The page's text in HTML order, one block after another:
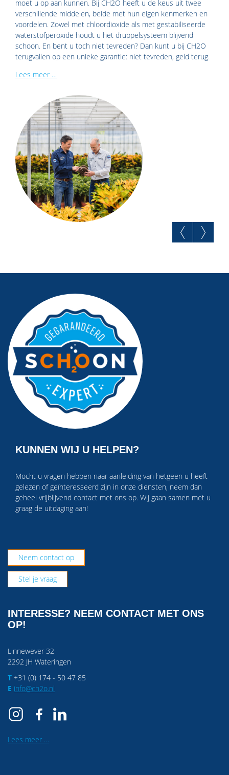
moet u op aan kunnen. Bij CH2O heeft u de keus uit twee
verschillende middelen, beide met hun eigen kenmerken en
voordelen. Zowel met chloordioxide als met gestabiliseerde
waterstofperoxide houdt u het druppelsysteem blijvend
schoon. En bent u toch niet tevreden? Dan kunt u bij CH2O
terugvallen op een unieke garantie: niet tevreden, geld terug.
Lees meer …
KUNNEN WIJ U HELPEN?
Mocht u vragen hebben naar aanleiding van hetgeen u heeft
gelezen of geïnteresseerd zijn in onze diensten, neem dan
geheel vrijblijvend contact met ons op. Wij gaan samen met u
graag de uitdaging aan!
Neem contact op
Stel je vraag
INTERESSE? NEEM CONTACT MET ONS
OP!
Linnewever 32
2292 JH Wateringen
T +31 (0) 174 - 50 47 85
E info@ch2o.nl
Lees meer …